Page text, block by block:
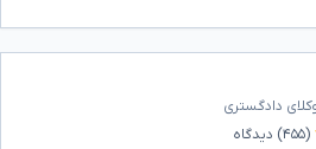
دادگستری
(۴۵۵) دیدگاه